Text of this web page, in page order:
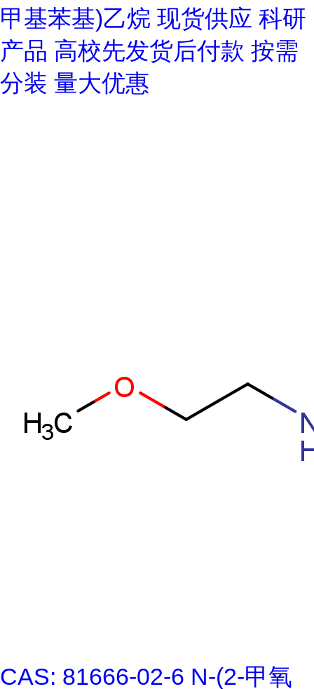
甲基苯基)乙烷 现货供应 科研
产品 高校先发货后付款 按需
分装 量大优惠
CAS: 81666-02-6 N-(2-甲氧